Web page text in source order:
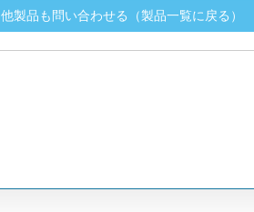
他製品も問い合わせる（製品一覧に戻る）